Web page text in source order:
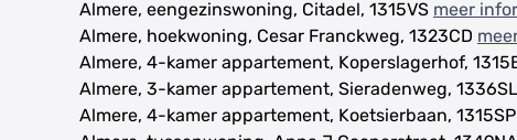
Almere, eengezinswoning, Citadel, 1315VS meer
Almere, hoekwoning, Cesar Franckweg, 1323CD
Almere, 4-kamer appartement, Koperslagerhof,
Almere, 3-kamer appartement, Sieradenweg, 1336SL
Almere, 4-kamer appartement, Koetsierbaan, 1315SP